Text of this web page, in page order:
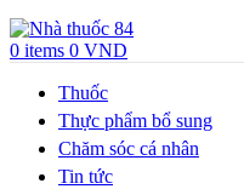
0 items 0 VND
Thuốc
Thực phẩm bổ sung
Chăm sóc cá nhân
Tin tức